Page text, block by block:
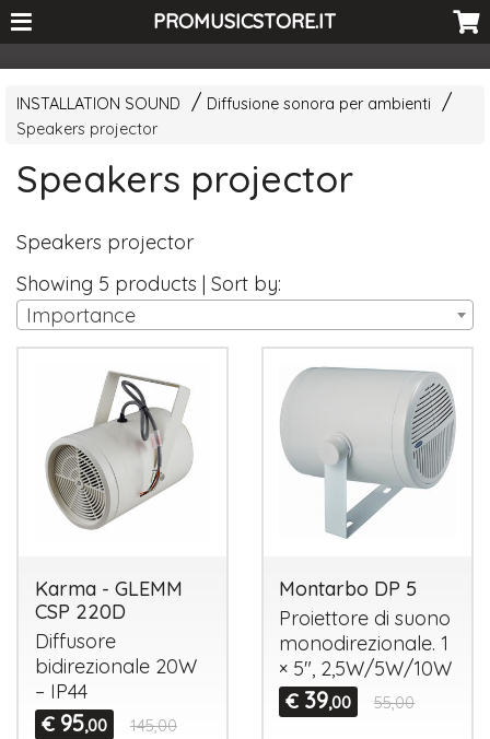
<-- Curio's GSC -->PROMUSICSTORE.IT
INSTALLATION SOUND
Diffusione sonora per ambienti
Speakers projector
Speakers projector
Speakers projector
Showing 5 products | Sort by:
Importance
Karma - GLEMM
CSP 220D
Diffusore
bidirezionale 20W
– IP44
€ 95,00 145,00
Montarbo DP 5
Proiettore di suono
monodirezionale. 1
× 5″, 2,5W/5W/10W
€ 39,00 55,00